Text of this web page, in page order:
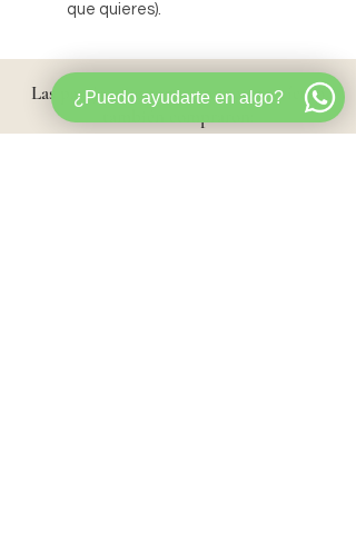
que quieres).
Las parejasque compraron este artículo
¿Puedo ayudarte en algo?